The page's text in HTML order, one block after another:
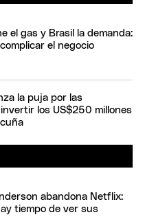
el gas y Brasil la demanda:
el negocio
la puja por las
los US$250 millones
abandona Netflix:
tiempo de ver sus